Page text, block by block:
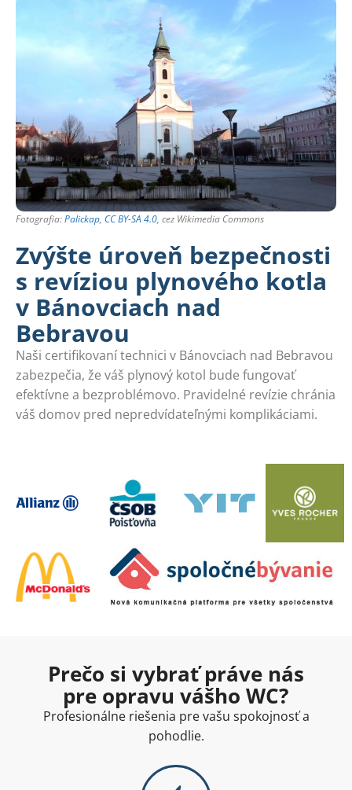
Fotografia:Palickap, CC BY-SA 4.0, cez Wikimedia Commons
Zvýšte úroveň bezpečnosti
s revíziou plynového kotla
v Bánovciach nad
Bebravou
Naši certifikovaní technici v Bánovciach nad Bebravou
zabezpečia, že váš plynový kotol bude fungovať
efektívne a bezproblémovo. Pravidelné revízie chránia
váš domov pred nepredvídateľnými komplikáciami.
Prečo si vybrať práve nás
pre opravu vášho WC?
Profesionálne riešenia pre vašu spokojnosť a
pohodlie.